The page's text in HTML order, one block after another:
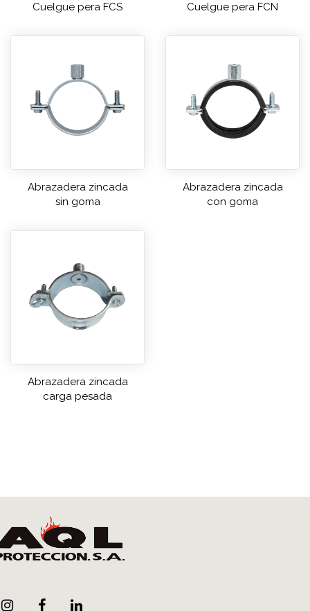
Cuelgue pera FCS Cuelgue pera FCN
Abrazadera zincada
sin goma
Abrazadera zincada
con goma
Abrazadera zincada
carga pesada